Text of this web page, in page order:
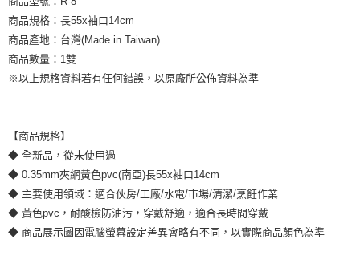
※ 請注意：結帳手續完成當下不需立刻繳費，但若您需要取消訂單，請聯絡
購買商品的店家。未經商家同意取消之訂單仍視為有效，需透過AFTEE先享
後付繳納相關費用。
是否繳費成功／繳費後需取消欲退款等相關疑問，請聯繫「AFTEE先享後付
１．透過由恩沛科技股份有限公司提供之「AFTEE先享後付」服務完成之交
易，需依本服務之必要範圍內提供個人資料，並將交易相關給付款項請求債
權轉讓予恩沛科技股份有限公司。
https://aftee.tw/terms/#terms3
３．未成年的使用者請事先徵得法定代理人或監護人之同意方可使用
「AFTEE先享後付」，若未經同意申辦者引起之損失，本公司不負相關責
7-11取貨付款
每筆NT$60，滿NT$2,000(含以上)免運費
付款後7-11取貨
內「偏遠地區宅配」>
每筆NT$90，滿NT$2,000(含以上)免運費
🚚偏遠地區宅配<請務必選擇此配送方式，偏遠地區可參照『首頁→
會員需知→偏遠地區配送事項』
每筆NT$120
商品規格：長55x袖口14cm
商品產地：台灣(Made in Taiwan)
商品數量：1雙
※以上規格資料若有任何錯誤，以原廠所公佈資料為準
【商品規格】
◆ 全新品，從未使用過
◆ 0.35mm夾網黃色pvc(南亞)長55x袖口14cm
◆ 主要使用領域：適合伙房/工廠/水電/市場/清潔/烹飪作業
◆ 黃色pvc，耐酸檢防油污，穿戴舒適，適合長時間穿戴
◆ 商品展示圖因電腦螢幕設定差異會略有不同，以實際商品顏色為準